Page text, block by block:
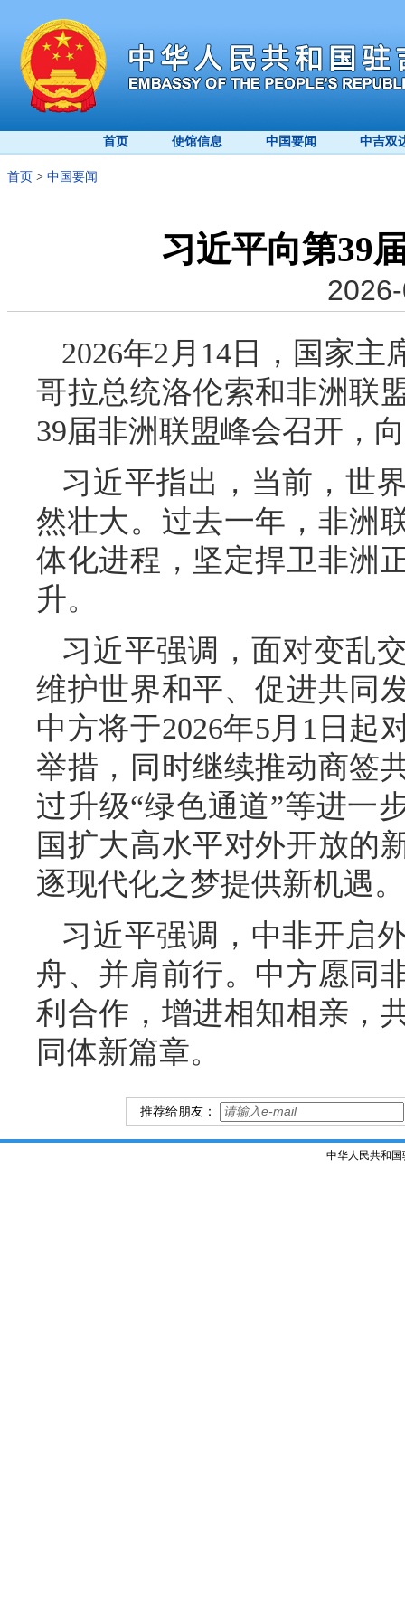
首页 使馆信息 中国要闻 中吉双
首页 > 中国要闻
习近平向第39
2026年2月14日，国家
哥拉总统洛伦索和非洲联
39届非洲联盟峰会召开，
习近平指出，当前，世
然壮大。过去一年，非洲
体化进程，坚定捍卫非洲
升。
习近平强调，面对变乱
维护世界和平、促进共同
中方将于2026年5月1日起
举措，同时继续推动商签
过升级“绿色通道”等进一
国扩大高水平对外开放的
逐现代化之梦提供新机遇。
习近平强调，中非开启
舟、并肩前行。中方愿同
利合作，增进相知相亲，
同体新篇章。
推荐给朋友：
中华人民共和